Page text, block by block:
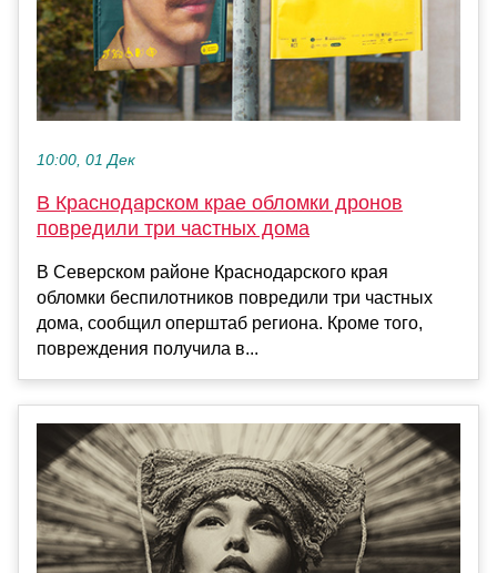
10:00, 01 Дек
В Краснодарском крае обломки дронов
повредили три частных дома
В Северском районе Краснодарского края
обломки беспилотников повредили три частных
дома, сообщил оперштаб региона. Кроме того,
повреждения получила в...